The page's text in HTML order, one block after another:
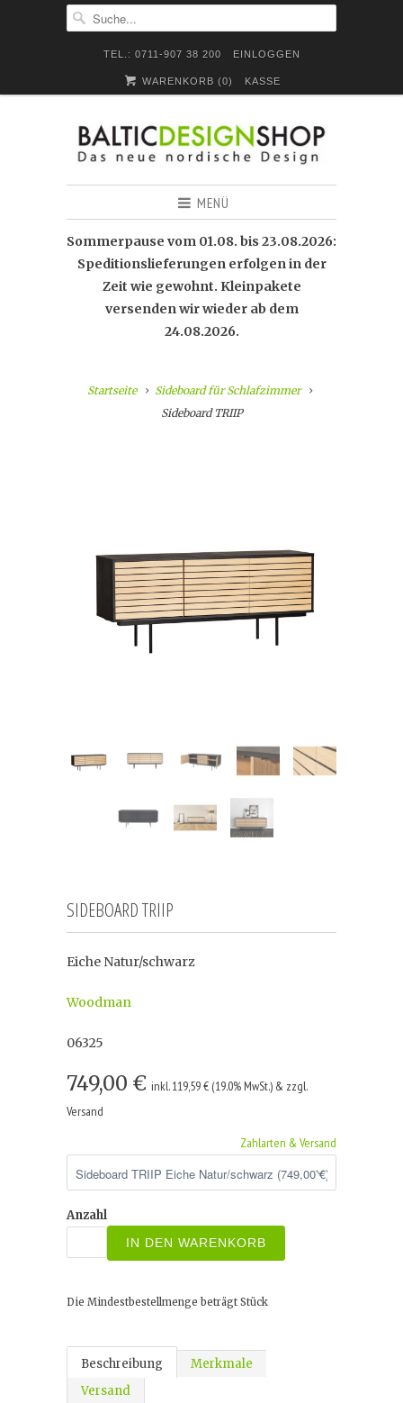
TEL.: 0711-907 38 200 EINLOGGEN
WARENKORB (0) KASSE
MENÜ
Sommerpause vom 01.08. bis 23.08.2026:
Speditionslieferungen erfolgen in der
Zeit wie gewohnt. Kleinpakete
versenden wir wieder ab dem
24.08.2026.
Startseite
Sideboard für Schlafzimmer
Sideboard TRIIP
SIDEBOARD TRIIP
Eiche Natur/schwarz
Woodman
06325
749,00 € inkl. 119,59 € (19.0% MwSt.) & zzgl.
Versand
Zahlarten & Versand
Anzahl
IN DEN WARENKORB
Die Mindestbestellmenge beträgt Stück
Beschreibung
Merkmale
Versand